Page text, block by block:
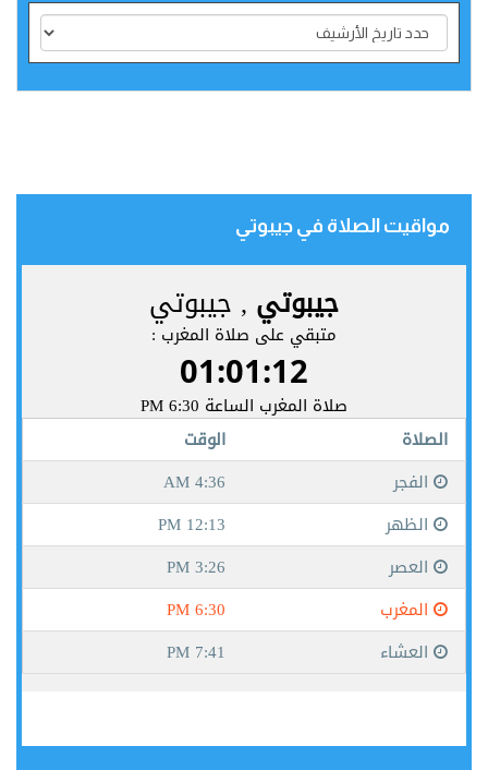
مواقيت الصلاة في جيبوتي‎